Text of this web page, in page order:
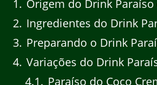
1
Origem do Drink Paraíso
2 Ingredientes do Drink
3 Preparando o Drink
4 Variações do Drink
4.1
Paraíso do Coco